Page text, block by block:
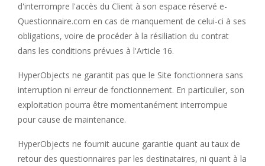
d'interrompre l'accès du Client à son espace réservé e-
Questionnaire.com en cas de manquement de celui-ci à ses
obligations, voire de procéder à la résiliation du contrat
dans les conditions prévues à l'Article 16.
HyperObjects ne garantit pas que le Site fonctionnera sans
interruption ni erreur de fonctionnement. En particulier, son
exploitation pourra être momentanément interrompue
pour cause de maintenance.
HyperObjects ne fournit aucune garantie quant au taux de
retour des questionnaires par les destinataires, ni quant à la